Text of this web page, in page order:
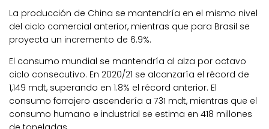
La producción de China se mantendría en el mismo nivel
del ciclo comercial anterior, mientras que para Brasil se
proyecta un incremento de 6.9%.
El consumo mundial se mantendría al alza por octavo
ciclo consecutivo. En 2020/21 se alcanzaría el récord de
1,149 mdt, superando en 1.8% el récord anterior. El
consumo forrajero ascendería a 731 mdt, mientras que el
consumo humano e industrial se estima en 418 millones